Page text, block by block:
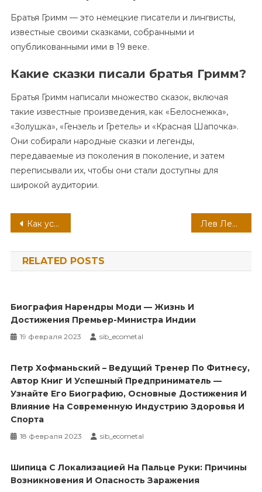
Братья Гримм — это немецкие писатели и лингвисты,
известные своими сказками, собранными и
опубликованными ими в 19 веке.
Какие сказки писали братья Гримм?
Братья Гримм написали множество сказок, включая
такие известные произведения, как «Белоснежка»,
«Золушка», «Гензель и Гретель» и «Красная Шапочка».
Они собирали народные сказки и легенды,
передаваемые из поколения в поколение, и затем
переписывали их, чтобы они стали доступны для
широкой аудитории.
Навигация
по
записям
Как устранить липому: обзор средств и методов удаления Лев Лещенко — биография, возраст, год рождения — удивительные факты о знаменитом артисте
RELATED POSTS
Биография Нарендры Моди — Жизнь И
Достижения Премьер-Министра Индии
19 февраля 2023 sib_ecometal
Петр Хофманьский – Ведущий Тренер По Фитнесу,
Автор Книг И Успешный Предприниматель —
Узнайте Его Биографию, Основные Достижения И
Влияние На Современную Индустрию Здоровья И
Спорта
18 февраля 2023 sib_ecometal
Шипица С Локализацией На Пальце Руки: Причины
Возникновения И Опасность Заражения